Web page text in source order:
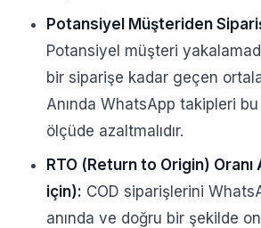
Potansiyel Müşteriden
Potansiyel müşteri
bir siparişe kadar geçen
Anında WhatsApp takipleri
ölçüde azaltmalıdır.
RTO (Return to Origin)
için): COD siparişlerini
anında ve doğru bir şekilde